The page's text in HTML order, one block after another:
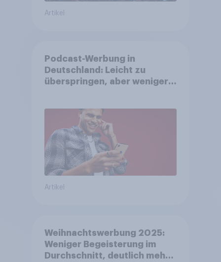
Artikel
Podcast-Werbung in
Deutschland: Leicht zu
überspringen, aber weniger
Artikel
Weihnachtswerbung 2025:
Weniger Begeisterung im
Durchschnitt, deutlich mehr